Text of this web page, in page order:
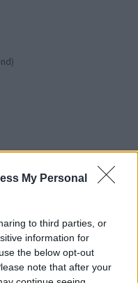
My Personal
to third parties, or
information for
the below opt-out
note that after your